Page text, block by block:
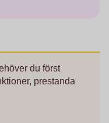
du först
prestanda